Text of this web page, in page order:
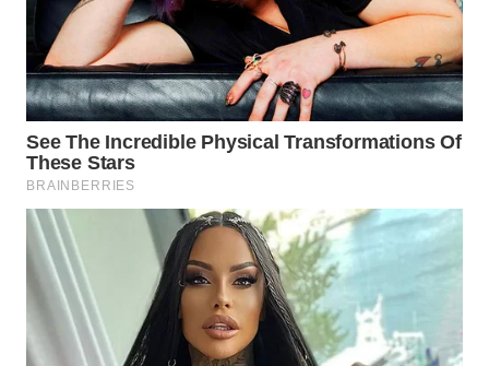
KONSUMEN
WAHANA
LISTRIK
WAHANA
TRAVEL
WAHANA
TV
WAHANANEWS
ID